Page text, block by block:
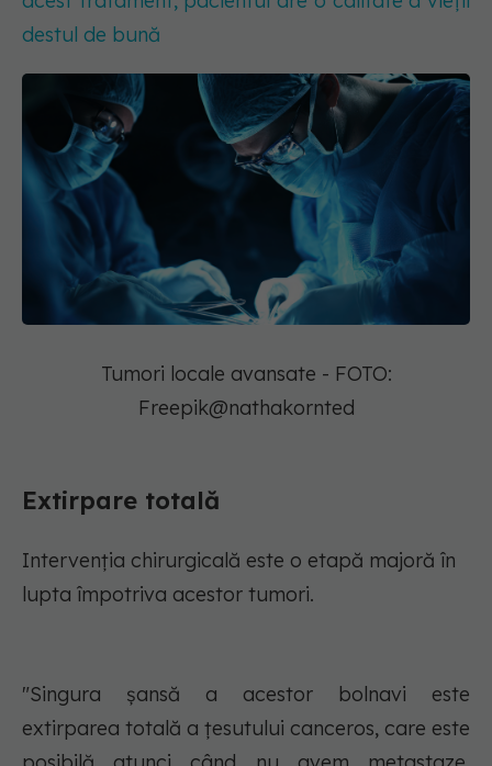
destul de bună
Tumori locale avansate - FOTO:
Freepik@nathakornted
Extirpare totală
Intervenția chirurgicală este o etapă majoră în
lupta împotriva acestor tumori.
"Singura șansă a acestor bolnavi este
extirparea totală a țesutului canceros, care este